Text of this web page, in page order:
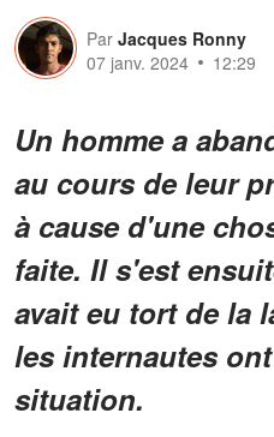
Par Jacques Ronny
07 janv. 2024
12:29
Un homme a
au cours de leur
à cause d'une
faite. Il s'est
avait eu tort de la
les internautes
situation.